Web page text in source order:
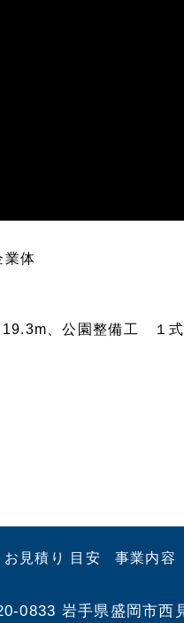
業体
、公園整備工 １
見積り 目安 事業内容
0833 岩手県盛岡市西